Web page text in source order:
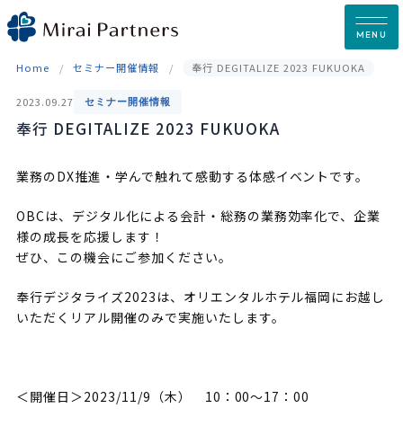
Skip
to
MENU
Home セミナー開催情報 奉行 DEGITALIZE 2023 FUKUOKA
2023.09.27 セミナー開催情報
奉行 DEGITALIZE 2023 FUKUOKA
業務のDX推進・学んで触れて感動する体感イベントです。
OBCは、デジタル化による会計・総務の業務効率化で、企業
様の成長を応援します！
ぜひ、この機会にご参加ください。
奉行デジタライズ2023は、オリエンタルホテル福岡にお越し
いただくリアル開催のみで実施いたします。
＜開催日＞2023/11/9（木） 10：00～17：00